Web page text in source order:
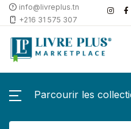
info@livreplus.tn
+216 31 575 307
Parcourir les